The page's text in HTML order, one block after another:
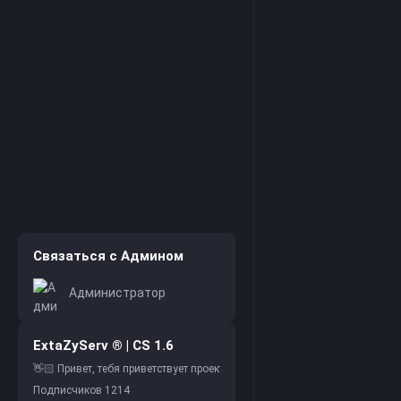
Связаться с Админом
Администратор
ExtaZyServ ® | CS 1.6
Подписчиков 1214